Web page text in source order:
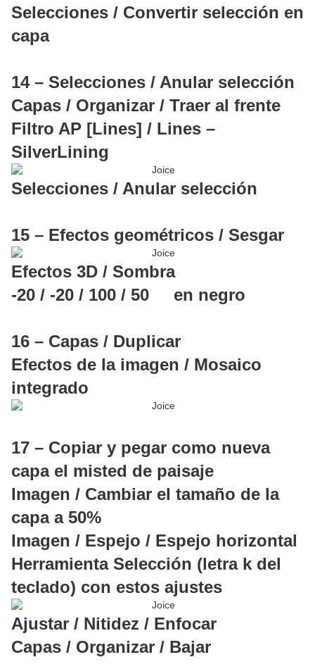
Selecciones / Convertir selección en
capa
14 – Selecciones / Anular selección
Capas / Organizar / Traer al frente
Filtro AP [Lines] / Lines –
SilverLining
Selecciones / Anular selección
15 – Efectos geométricos / Sesgar
Efectos 3D / Sombra
-20 / -20 / 100 / 50 en negro
16 – Capas / Duplicar
Efectos de la imagen / Mosaico
integrado
17 – Copiar y pegar como nueva
capa el misted de paisaje
Imagen / Cambiar el tamaño de la
capa a 50%
Imagen / Espejo / Espejo horizontal
Herramienta Selección (letra k del
teclado) con estos ajustes
Ajustar / Nitidez / Enfocar
Capas / Organizar / Bajar